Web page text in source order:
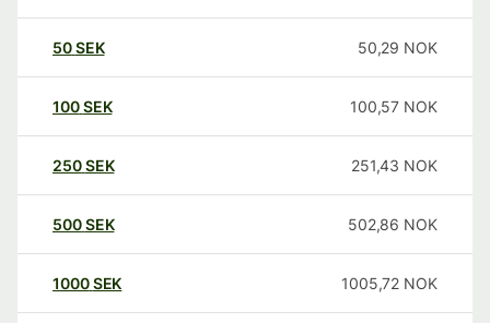
50SEK 50,29 NOK
100SEK 100,57 NOK
250SEK 251,43 NOK
500SEK 502,86 NOK
1000SEK 1005,72 NOK